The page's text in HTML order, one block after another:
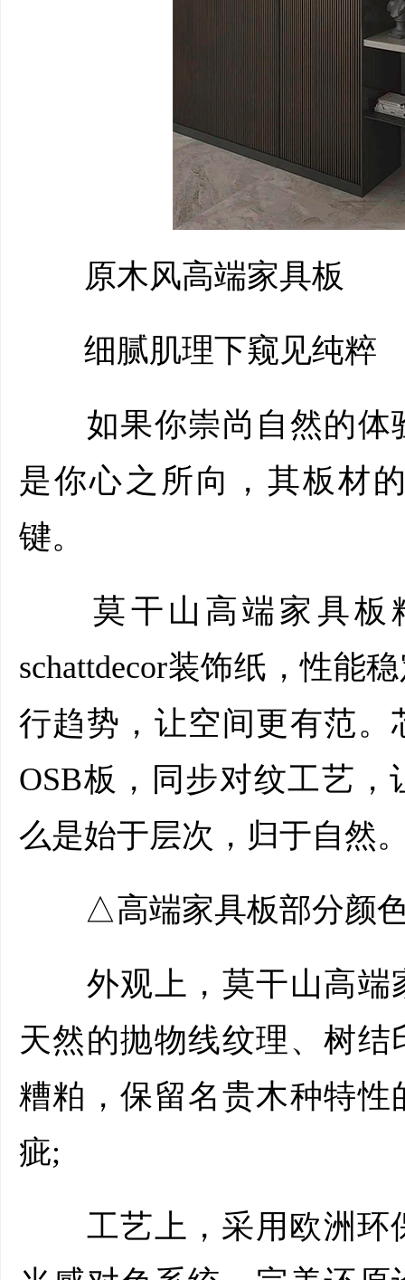
原木风高端家具板
细腻肌理下窥见纯粹
如果你崇尚自然的体
是你心之所向，其板材
键。
莫干山高端家具板
schattdecor装饰纸，性能
行趋势，让空间更有范
OSB板，同步对纹工艺
么是始于层次，归于自然
△高端家具板部分颜色
外观上，莫干山高端
天然的抛物线纹理、树
糟粕，保留名贵木种特
疵;
工艺上，采用欧洲环